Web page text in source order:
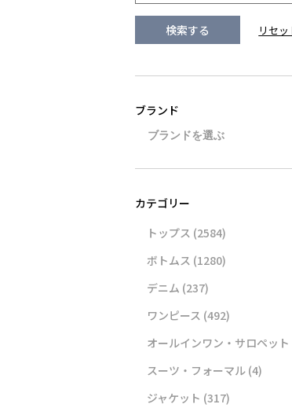
トップス (2584)
ボトムス (1280)
デニム (237)
ワンピース (492)
オールインワン・サロペット
スーツ・フォーマル (4)
ジャケット (317)